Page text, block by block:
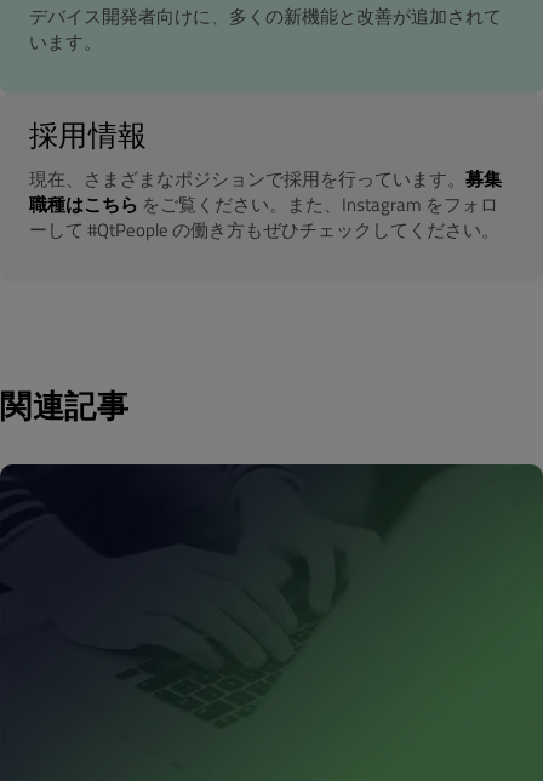
デバイス開発者向けに、多くの新機能と改善が追加されて
います。
採用情報
現在、さまざまなポジションで採用を行っています。 募集
職種はこちら をご覧ください。また、Instagram をフォロ
ーして #QtPeople の働き方もぜひチェックしてください。
関連記事